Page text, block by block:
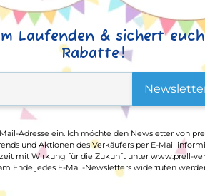
Laufenden & sichert
Rabatte!
Adresse ein. Ich möchte den Newsletter von
und Aktionen des Verkäufers per E-Mail
mit Wirkung für die Zukunft unter www.prell-
Ende jedes E-Mail-Newsletters widerrufen